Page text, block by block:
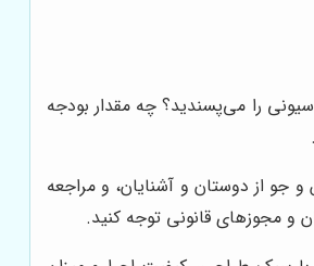
را می‌پسندید؟ چه مقدار بودجه
جو از دوستان و آشنایان، و مراجعه
و مجوزهای قانونی توجه کنید.